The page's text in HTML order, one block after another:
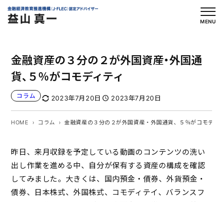
MENU
金融資産の３分の２が外国資産・外国通
貨、５％がコモディティ
コラム 2023年7月20日 2023年7月20日
HOME コラム 金融資産の３分の２が外国資産・外国通貨、５％がコモディ
昨日、来月収録を予定している動画のコンテンツの洗い
出し作業を進める中、自分が保有する資産の構成を確認
してみました。大きくは、国内預金・債券、外貨預金・
債券、日本株式、外国株式、コモディテイ、バランスフ